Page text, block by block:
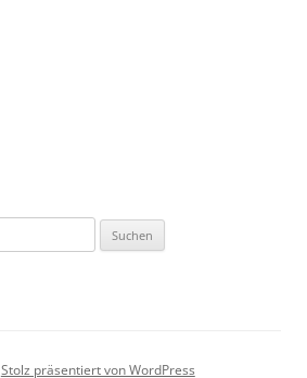
Stolz präsentiert von WordPress